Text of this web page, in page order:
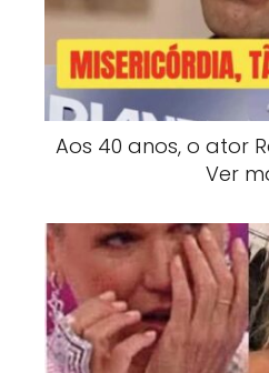
Aos 40 anos, o ator
Ver